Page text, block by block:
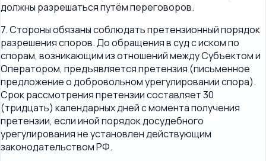
должны разрешаться путём переговоров.
7. Стороны обязаны соблюдать претензионный порядок
разрешения споров. До обращения в суд с иском по
спорам, возникающим из отношений между Субъектом и
Оператором, предъявляется претензия (письменное
предложение о добровольном урегулировании спора).
Срок рассмотрения претензии составляет 30
(тридцать) календарных дней с момента получения
претензии, если иной порядок досудебного
урегулирования не установлен действующим
законодательством РФ.